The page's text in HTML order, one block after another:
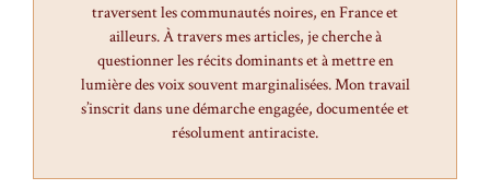
traversent les communautés noires, en France et
ailleurs. À travers mes articles, je cherche à
questionner les récits dominants et à mettre en
lumière des voix souvent marginalisées. Mon travail
s’inscrit dans une démarche engagée, documentée et
résolument antiraciste.